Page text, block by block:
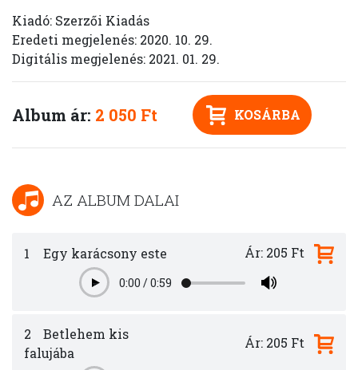
Kiadó: Szerzői Kiadás
Eredeti megjelenés: 2020. 10. 29.
Digitális megjelenés: 2021. 01. 29.
Album ár: 2 050 Ft KOSÁRBA
AZ ALBUM DALAI
1 Egy karácsony este
Play0:00 /0:59
Ár: 205 Ft
2
Betlehem kis
falujába
Ár: 205 Ft